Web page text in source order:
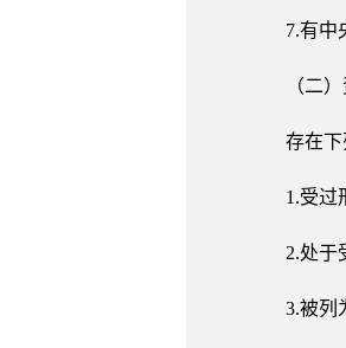
7.有中
（二
存在下
1.受过
2.处于
3.被列